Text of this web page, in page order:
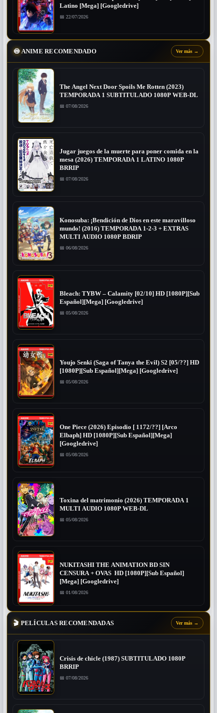
Latino [Mega] [Googledrive]
📅 22/07/2026
🍥 ANIME RECOMENDADO Ver más →
The Angel Next Door Spoils Me Rotten (2023)
TEMPORADA 1 SUBTITULADO 1080P WEB-DL
📅 07/08/2026
Jugar juegos de la muerte para poner comida en la
mesa (2026) TEMPORADA 1 LATINO 1080P
BRRIP
📅 07/08/2026
Konosuba: ¡Bendición de Dios en este maravilloso
mundo! (2016) TEMPORADA 1-2-3 + EXTRAS
MULTI AUDIO 1080P BDRIP
📅 06/08/2026
Bleach: TYBW – Calamity [02/10] HD [1080P][Sub
Español][Mega] [Googledrive]
📅 05/08/2026
Youjo Senki (Saga of Tanya the Evil) S2 [05/??] HD
[1080P][Sub Español][Mega] [Googledrive]
📅 05/08/2026
One Piece (2026) Episodio [ 1172/??] [Arco
Elbaph] HD [1080P][Sub Español][Mega]
[Googledrive]
📅 05/08/2026
Toxina del matrimonio (2026) TEMPORADA 1
MULTI AUDIO 1080P WEB-DL
📅 05/08/2026
NUKITASHI THE ANIMATION BD SIN
CENSURA + OVAS HD [1080P][Sub Español]
[Mega] [Googledrive]
📅 01/08/2026
🎬 PELÍCULAS RECOMENDADAS Ver más →
Crisis de chicle (1987) SUBTITULADO 1080P
BRRIP
📅 07/08/2026